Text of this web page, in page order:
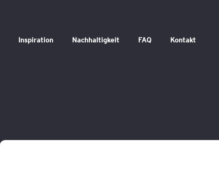
Inspiration Nachhaltigkeit FAQ Kontakt